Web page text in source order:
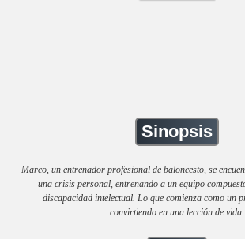
Sinopsis
Marco, un entrenador profesional de baloncesto, se
una crisis personal, entrenando a un equipo
discapacidad intelectual. Lo que comienza como un
convirtiendo en una lección de vida.